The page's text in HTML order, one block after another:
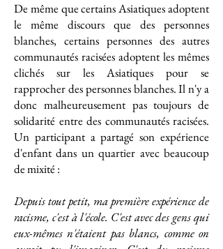
De même que certains Asiatiques adoptent
le même discours que des personnes
blanches, certains personnes des autres
communautés racisées adoptent les mêmes
clichés sur les Asiatiques pour se
rapprocher des personnes blanches. Il n'y a
donc malheureusement pas toujours de
solidarité entre des communautés racisées.
Un participant a partagé son expérience
d'enfant dans un quartier avec beaucoup
de mixité :
Depuis tout petit, ma première expérience de
racisme, c'est à l'école. C'est avec des gens qui
eux-mêmes n'étaient pas blancs, comme on